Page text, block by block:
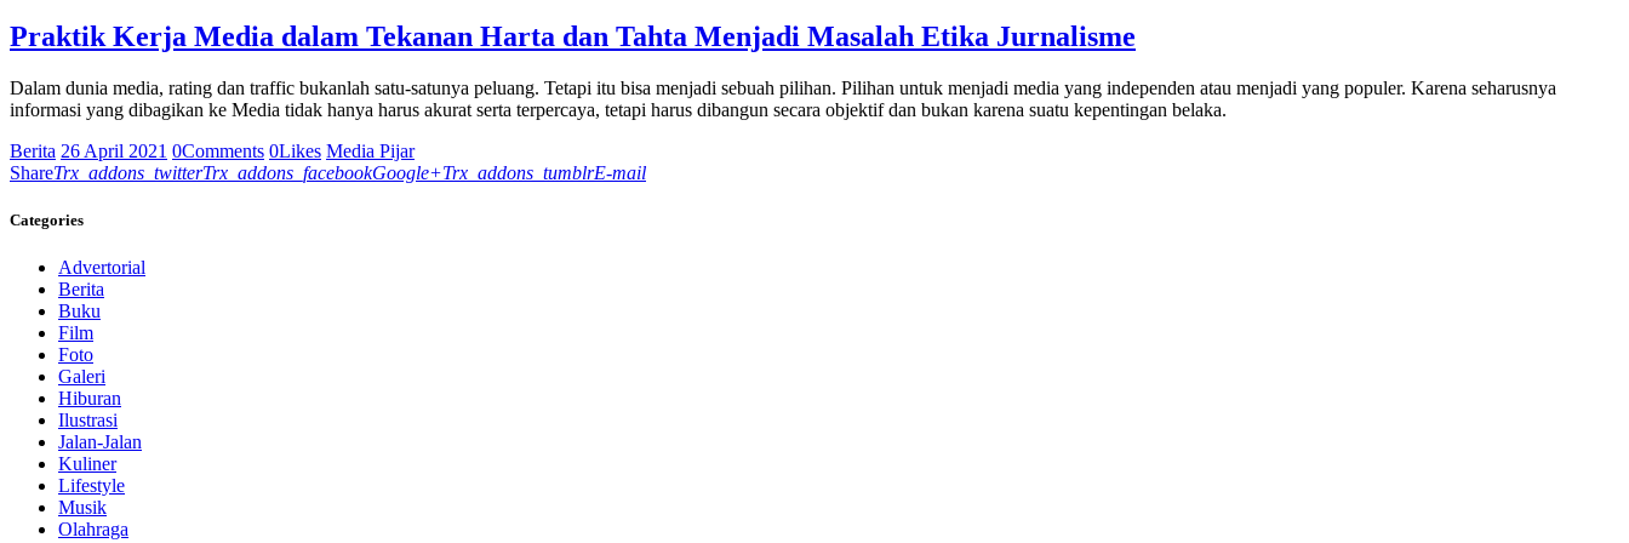
Praktik Kerja Media dalam Tekanan Harta dan Tahta Menjadi Masalah Etika Jurnalisme
Dalam dunia media, rating dan traffic bukanlah satu-satunya peluang. Tetapi itu bisa menjadi sebuah pilihan. Pilihan untuk menjadi media yang independen atau menjadi yang populer. Karena seharusnya
informasi yang dibagikan ke Media tidak hanya harus akurat serta terpercaya, tetapi harus dibangun secara objektif dan bukan karena suatu kepentingan belaka.
Berita 26 April 2021 0Comments 0Likes Media Pijar
ShareTrx_addons_twitterTrx_addons_facebookGoogle+Trx_addons_tumblrE-mail
Categories
Advertorial
Berita
Buku
Film
Foto
Galeri
Hiburan
Ilustrasi
Jalan-Jalan
Kuliner
Lifestyle
Musik
Olahraga